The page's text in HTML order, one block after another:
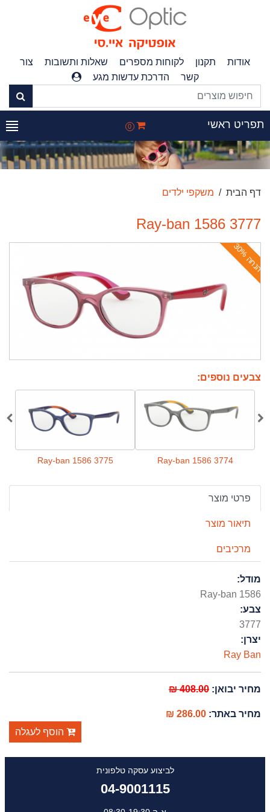
אודות תקנון לקוחות מספרים שאלות ותשובות
צור
קשר
הדרכת עדשות מגע
ראשי 0
דף הבית משקפי ילדים
Ray-ban 1586 3777
ה
נ
ח
ה
3
0
צבעים נוספים:
Ray-ban 1586 3774
Ray-ban 1586 3775
פרטי מוצר
תיאור מוצר
מרכיבים
מודל:
Ray-ban 1586
צבע:
3777
יצרן:
Ray Ban
מחיר יבואן:408.00 ₪
מחיר באתר:286.00 ₪
הוסף לעגלה
לביצוע עסקה טלפונית
04-9001115